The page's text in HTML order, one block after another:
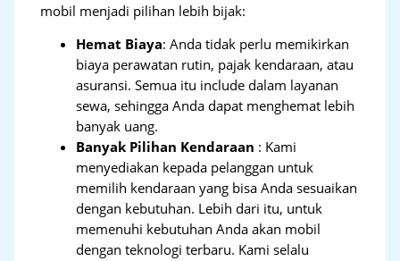
mobil menjadi pilihan lebih bijak:
Hemat Biaya: Anda tidak perlu memikirkan
biaya perawatan rutin, pajak kendaraan, atau
asuransi. Semua itu include dalam layanan
sewa, sehingga Anda dapat menghemat lebih
banyak uang.
Banyak Pilihan Kendaraan : Kami
menyediakan kepada pelanggan untuk
memilih kendaraan yang bisa Anda sesuaikan
dengan kebutuhan. Lebih dari itu, untuk
memenuhi kebutuhan Anda akan mobil
dengan teknologi terbaru. Kami selalu